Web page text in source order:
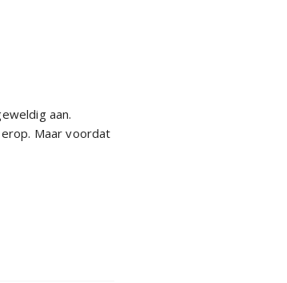
aan.
Maar voordat